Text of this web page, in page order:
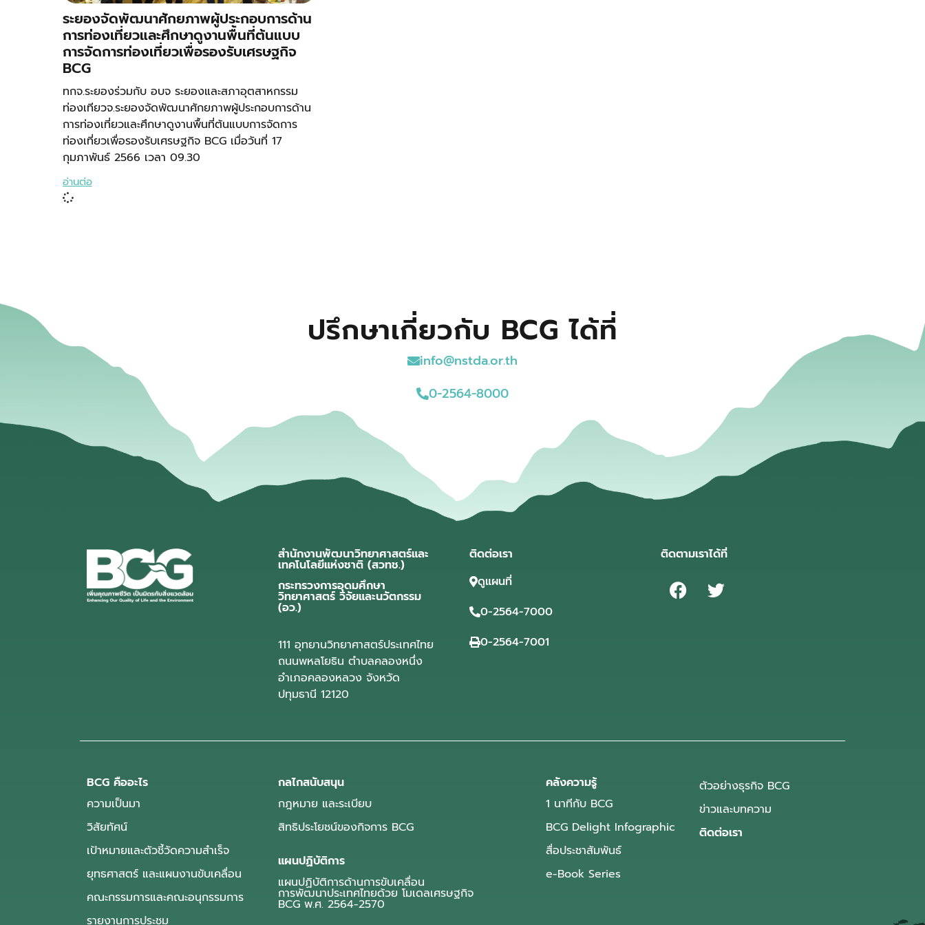
ระยองจัดพัฒนาศักยภาพผู้ประกอบการด้าน
การท่องเที่ยวและศึกษาดูงานพื้นที่ต้นแบบ
การจัดการท่องเที่ยวเพื่อรองรับเศรษฐกิจ
BCG
ทกจ.ระยองร่วมกับ อบจ ระยองและสภาอุตสาหกรรม
ท่องเทียวจ.ระยองจัดพัฒนาศักยภาพผู้ประกอบการด้าน
การท่องเที่ยวและศึกษาดูงานพื้นที่ต้นแบบการจัดการ
ท่องเที่ยวเพื่อรองรับเศรษฐกิจ BCG เมื่อวันที่ 17
กุมภาพันธ์ 2566 เวลา 09.30
อ่านต่อ
ปรึกษาเกี่ยวกับ BCG ได้ที่
info@nstda.or.th
0-2564-8000
สำนักงานพัฒนาวิทยาศาสตร์และ
เทคโนโลยีแห่งชาติ (สวทช.)
กระทรวงการอุดมศึกษา
วิทยาศาสตร์ วิจัยและนวัตกรรม
(อว.)
111 อุทยานวิทยาศาสตร์ประเทศไทย
ถนนพหลโยธิน ตำบลคลองหนึ่ง
อำเภอคลองหลวง จังหวัด
ปทุมธานี 12120
ติดต่อเรา
ดูแผนที่
0-2564-7000
0-2564-7001
ติดตามเราได้ที่
BCG คืออะไร
ความเป็นมา
วิสัยทัศน์
เป้าหมายและตัวชี้วัดความสำเร็จ
ยุทธศาสตร์ และแผนงานขับเคลื่อน
คณะกรรมการและคณะอนุกรรมการ
รายงานการประชุม
กลไกสนับสนุน
กฎหมาย และระเบียบ
สิทธิประโยชน์ของกิจการ BCG
แผนปฏิบัติการ
แผนปฏิบัติการด้านการขับเคลื่อน
การพัฒนาประเทศไทยด้วย โมเดลเศรษฐกิจ
BCG พ.ศ. 2564-2570
คลังความรู้
1 นาทีกับ BCG
BCG Delight Infographic
สื่อประชาสัมพันธ์
e-Book Series
ตัวอย่างธุรกิจ BCG
ข่าวและบทความ
ติดต่อเรา